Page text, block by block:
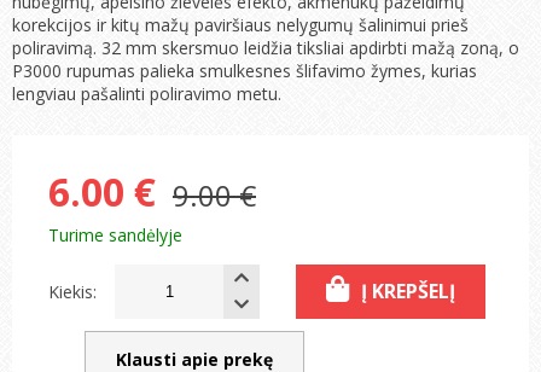
korekcijos ir kitų mažų paviršiaus nelygumų šalinimui prieš
poliravimą. 32 mm skersmuo leidžia tiksliai apdirbti mažą zoną, o
P3000 rupumas palieka smulkesnes šlifavimo žymes, kurias
lengviau pašalinti poliravimo metu.
6.00 € 9.00 €
Turime sandėlyje
Kiekis: Į KREPŠELĮ
Klausti apie prekę